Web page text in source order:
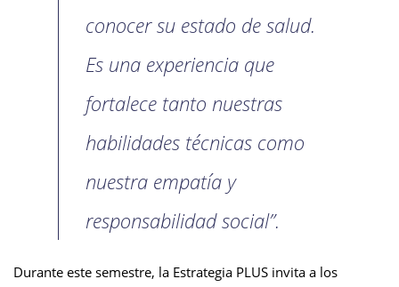
conocer su estado de salud.
Es una experiencia que
fortalece tanto nuestras
habilidades técnicas como
nuestra empatía y
responsabilidad social”.
Durante este semestre, la Estrategia PLUS invita a los